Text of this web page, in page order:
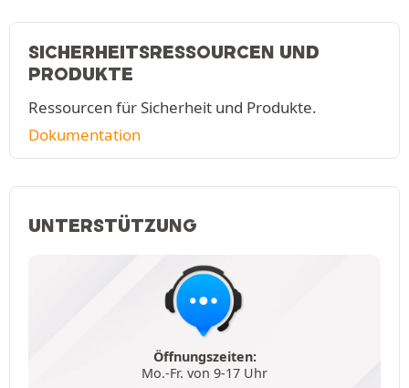
SICHERHEITSRESSOURCEN UND
PRODUKTE
Ressourcen für Sicherheit und Produkte.
Dokumentation
UNTERSTÜTZUNG
Öffnungszeiten:
Mo.-Fr. von 9-17 Uhr